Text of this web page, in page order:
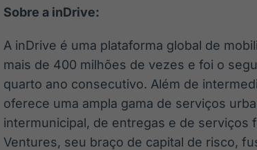
Sobre a inDrive:
A inDrive é uma plataforma global de
mais de 400 milhões de vezes e foi o
quarto ano consecutivo. Além de
oferece uma ampla gama de serviços
intermunicipal, de entregas e de serviços
Ventures, seu braço de capital de risco,